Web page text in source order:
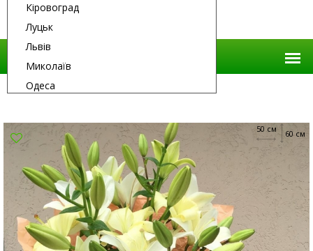
Кіровоград
Луцьк
Львів
Миколаїв
Одеса
Рівне
Суми
Харків
Херсон
Доставка Квітів
60 см
50 см